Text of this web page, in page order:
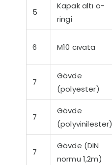
5
Kapak altı o-
ringi
6 M10 cıvata
7
Gövde
(polyester)
7
Gövde
(polyvinilester)
7
Gövde (DIN
normu 1,2m)